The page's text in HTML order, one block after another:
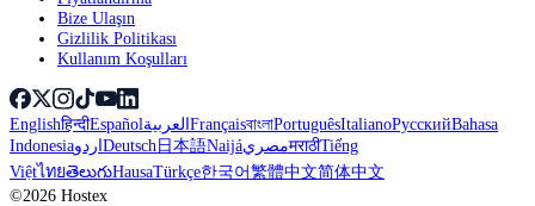
Bize Ulaşın
Gizlilik Politikası
Kullanım Koşulları
Englishहिन्दीEspañolالعربيةFrançaisবাংলাPortuguêsItalianoРусскийBahasa
IndonesiaاردوDeutsch日本語NaijáمصريमराठीTiếng
ViệtไทยతెలుగుHausaTürkçe한국어繁體中文简体中文
©2026 Hostex